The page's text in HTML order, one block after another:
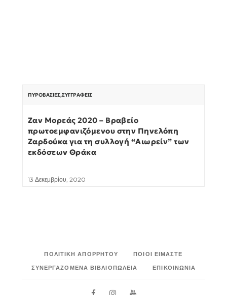
ΠΥΡΟΒΑΣΊΕΣ,ΣΥΓΓΡΑΦΕΊΣ
Ζαν Μορεάς 2020 – Βραβείο
πρωτοεμφανιζόμενου στην Πηνελόπη
Ζαρδούκα για τη συλλογή “Αιωρείν” των
εκδόσεων Θράκα
13 Δεκεμβρίου, 2020
ΠΟΛΙΤΙΚΉ ΑΠΟΡΡΉΤΟΥ
ΠΟΙΟΙ ΕΊΜΑΣΤΕ
ΣΥΝΕΡΓΑΖΌΜΕΝΑ ΒΙΒΛΙΟΠΩΛΕΊΑ
ΕΠΙΚΟΙΝΩΝΊΑ